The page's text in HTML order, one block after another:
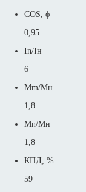
COS, ϕ
0,95
In/Iн
6
Mm/Mн
1,8
Mn/Mн
1,8
КПД, %
59